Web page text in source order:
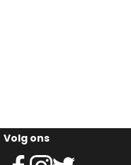
Volg ons